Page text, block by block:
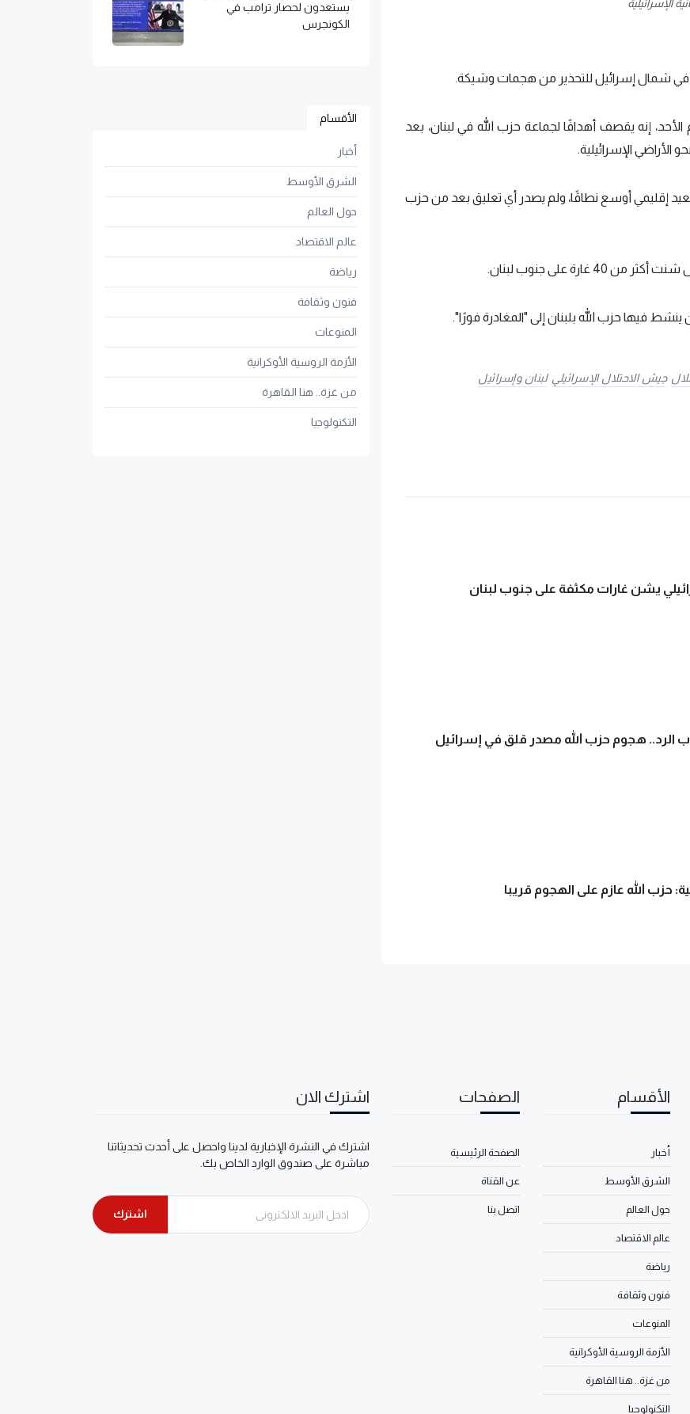
الإسرائيلية
في شمال إسرائيل للتحذير من هجمات وشيكة.
إنه يقصف أهدافًا لجماعة حزب الله في لبنان، بعد
الأراضي الإسرائيلية.
إقليمي أوسع نطاقًا، ولم يصدر أي تعليق بعد من حزب
غارة على جنوب لبنان.
فيها حزب الله بلبنان إلى "المغادرة فورًا".
جيش الاحتلال الإسرائيلي لبنان وإسرائيل
يشن غارات مكثفة على جنوب لبنان
الرد.. هجوم حزب الله مصدر قلق في إسرائيل
حزب الله عازم على الهجوم قريبا
يستعدون لحصار ترامب في
الكونجرس
الأقسام
أخبار
الشرق الأوسط
حول العالم
عالم الاقتصاد
رياضة
فنون وثقافة
المنوعات
الأزمة الروسية الأوكرانية
من غزة.. هنا القاهرة
التكنولوجيا
الأقسام
أخبار
الشرق الأوسط
حول العالم
عالم الاقتصاد
رياضة
فنون وثقافة
المنوعات
الأزمة الروسية الأوكرانية
من غزة.. هنا القاهرة
التكنولوجيا
الصفحات
الصفحة الرئيسية
عن القناة
اتصل بنا
اشترك الان
اشترك في النشرة الإخبارية لدينا واحصل على أحدث تحديثاتنا
مباشرة على صندوق الوارد الخاص بك.
اشترك